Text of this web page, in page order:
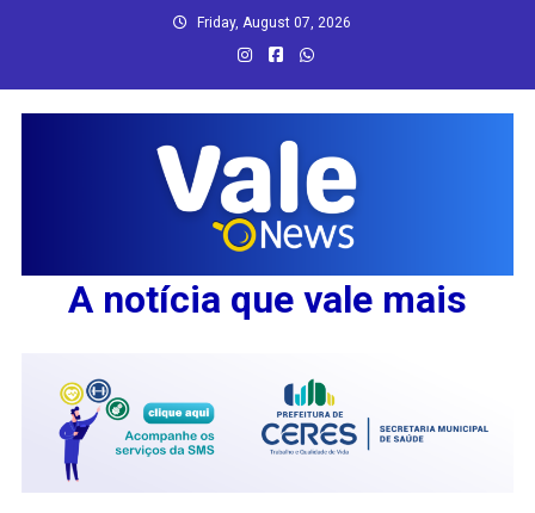
Friday, August 07, 2026
A notícia que vale mais